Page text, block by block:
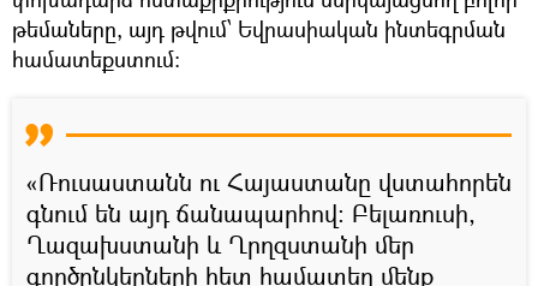
թեմաները, այդ թվում՝ Եվրասիական ինտեգրման
համատեքստում:
«Ռուսաստանն ու Հայաստանը վստահորեն
գնում են այդ ճանապարհով։ Բելառուսի,
Ղազախստանի և Ղրղզստանի մեր
գործընկերների հետ համատեղ մենք